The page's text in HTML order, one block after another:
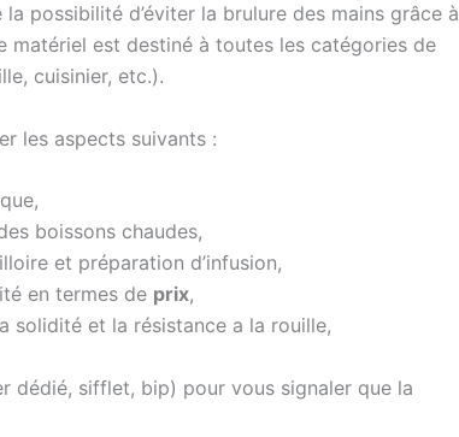
possibilité d’éviter la brulure des mains grâce à
matériel est destiné à toutes les catégories de
cuisinier, etc.).
les aspects suivants :
boissons chaudes,
et préparation d’infusion,
en termes de prix,
solidité et la résistance a la rouille,
dédié, sifflet, bip) pour vous signaler que la